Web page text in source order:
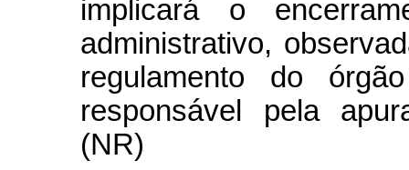
implicará o
administrativo,
regulamento do
responsável pela
(NR)